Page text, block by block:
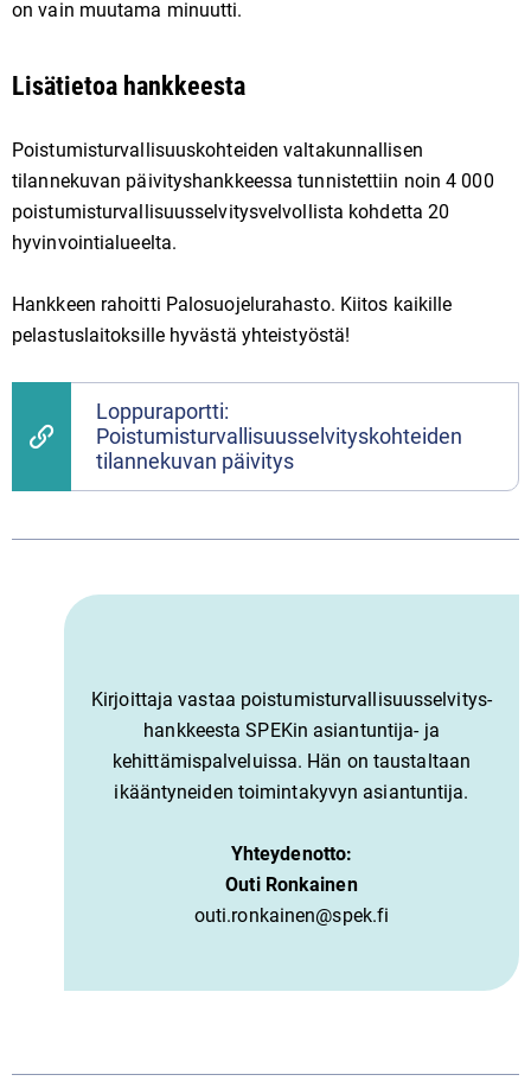
on vain muutama minuutti.
Lisätietoa hankkeesta
Poistumisturvallisuuskohteiden valtakunnallisen
tilannekuvan päivityshankkeessa tunnistettiin noin 4 000
poistumisturvallisuusselvitysvelvollista kohdetta 20
hyvinvointialueelta.
Hankkeen rahoitti Palosuojelurahasto. Kiitos kaikille
pelastuslaitoksille hyvästä yhteistyöstä!
Loppuraportti:
Poistumisturvallisuusselvityskohteiden
tilannekuvan päivitys
Kirjoittaja vastaa poistumisturvallisuusselvitys-
hankkeesta SPEKin asiantuntija- ja
kehittämispalveluissa. Hän on taustaltaan
ikääntyneiden toimintakyvyn asiantuntija.
Yhteydenotto:
Outi Ronkainen
outi.ronkainen@spek.fi